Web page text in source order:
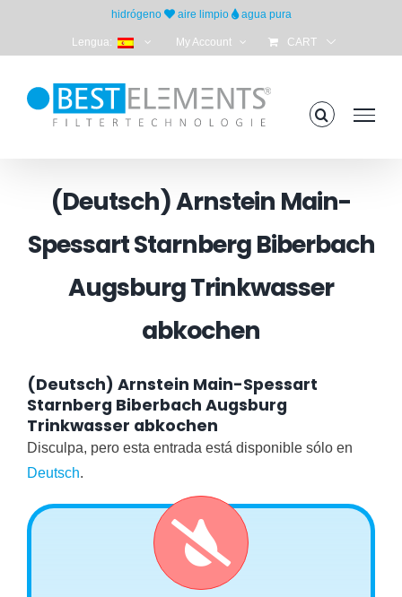
hidrógeno aire limpio agua pura
Lengua: My Account CART
(Deutsch) Arnstein Main-
Spessart Starnberg Biberbach
Augsburg Trinkwasser
abkochen
(Deutsch) Arnstein Main-Spessart
Starnberg Biberbach Augsburg
Trinkwasser abkochen
Disculpa, pero esta entrada está disponible sólo en
Deutsch.